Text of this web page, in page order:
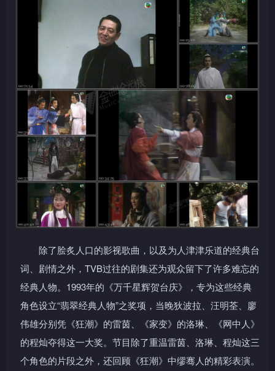
除了脍炙人口的影视歌曲，以及为人津津乐道的经典台
词、剧情之外，TVB过往的剧集还为观众留下了许多难忘的
经典人物。1993年的《万千星辉贺台庆》，专为这些经典
角色设立“翡翠经典人物”之奖项，当晚狄波拉、汪明荃、廖
伟雄分别凭《狂潮》的雷茵、《家变》的洛琳、《网中人》
的程灿夺得这一大奖。节目除了重温雷茵、洛琳、程灿这三
个角色的片段之外，还回顾《狂潮》中缪骞人的精彩表演。